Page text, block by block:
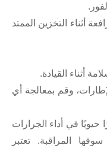
التخزين الممتد
القيادة.
وقم بمعالجة أي
في أداء الجرارات
تعتبر